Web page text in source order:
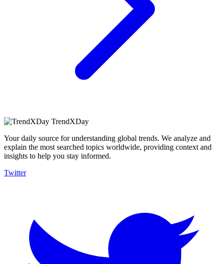
TrendXDay
Your daily source for understanding global trends. We analyze and
explain the most searched topics worldwide, providing context and
insights to help you stay informed.
Twitter